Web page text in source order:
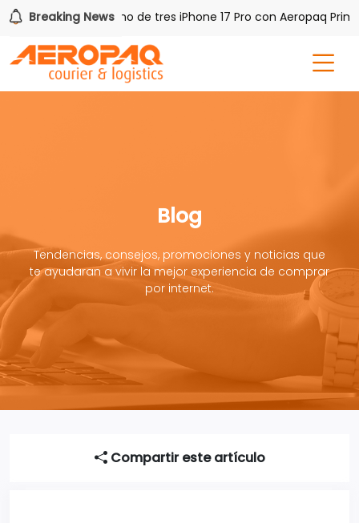
Breaking News
Gana uno de tres iPhone 17 Pro con Aeropaq Prime
Blog
Tendencias, consejos, promociones y noticias que
te ayudaran a vivir la mejor experiencia de comprar
por internet.
Compartir este artículo